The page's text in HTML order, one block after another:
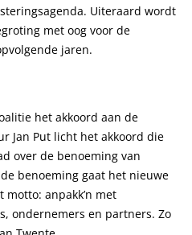
Uiteraard wordt
met oog voor de
jaren.
het akkoord aan de
Jan Put licht het akkoord die
over de benoeming van
benoeming gaat het nieuwe
anpakk’n met
ondernemers en partners. Zo